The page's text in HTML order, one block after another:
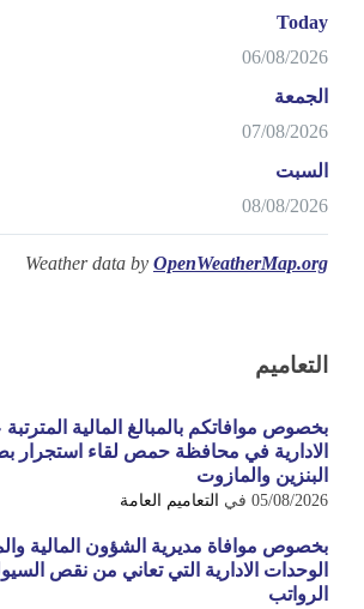
Today
06/08/2026
الجمعة
07/08/2026
السبت
08/08/2026
Weather data by OpenWeatherMap.org
التعاميم
بخصوص موافاتكم بالمبالغ المالية
الادارية في محافظة حمص لقاء استجرار
البنزين والمازوت
05/08/2026 في التعاميم العامة
بخصوص موافاة مديرية الشؤون المالية
الوحدات الادارية التي تعاني من نقص
الرواتب